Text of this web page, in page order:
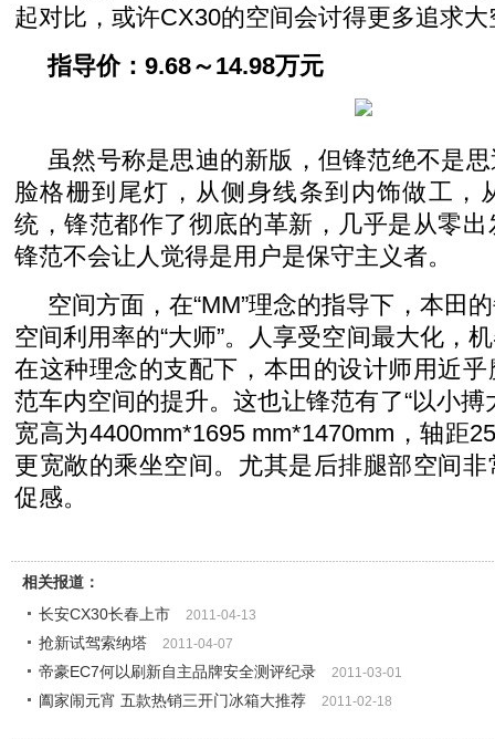
起对比，或许CX30的空间会讨得更多追求
指导价：9.68～14.98万元
虽然号称是思迪的新版，但锋范绝不是
脸格栅到尾灯，从侧身线条到内饰做工，
统，锋范都作了彻底的革新，几乎是从零
锋范不会让人觉得是用户是保守主义者。
空间方面，在“MM”理念的指导下，本田
空间利用率的“大师”。人享受空间最大化，
在这种理念的支配下，本田的设计师用近
范车内空间的提升。这也让锋范有了“以小搏
宽高为4400mm*1695 mm*1470mm，轴距
更宽敞的乘坐空间。尤其是后排腿部空间
促感。
相关报道：
长安CX30长春上市
2011-04-13
抢新试驾索纳塔 2011-04-07
帝豪EC7何以刷新自主品牌安全测评纪录 2011-03-01
阖家闹元宵 五款热销三开门冰箱大推荐 2011-02-18